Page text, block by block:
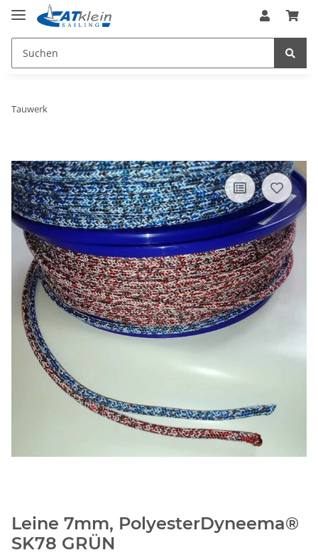
Tauwerk
Leine 7mm, PolyesterDyneema®
SK78 GRÜN